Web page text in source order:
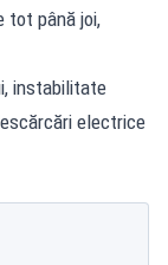
tot până joi,
instabilitate
electrice